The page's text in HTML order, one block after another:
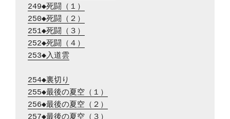
249◆死闘（１）
250◆死闘（２）
251◆死闘（３）
252◆死闘（４）
253◆入道雲
254◆裏切り
255◆最後の夏空（１）
256◆最後の夏空（２）